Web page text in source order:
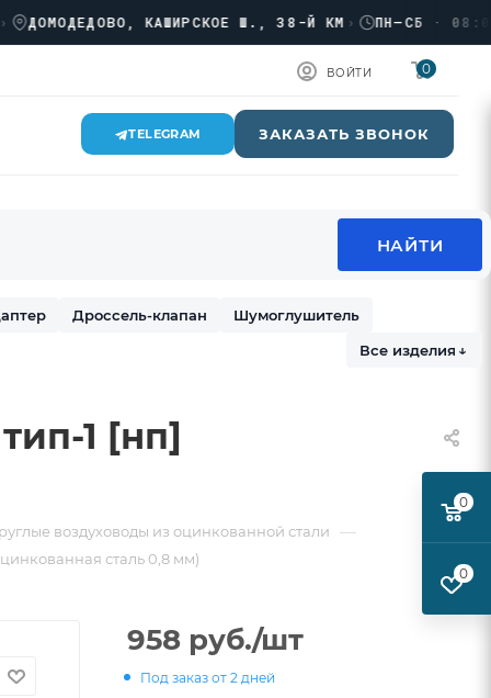
КАШИРСКОЕ Ш., 38-Й КМ› ПН–СБ · 08:00 →
ВОЙТИ 0
TELEGRAM ЗАКАЗАТЬ ЗВОНОК
Дроссель-клапан
Шумоглушитель
Все изделия ↓
1 [нп]
воздуховоды из оцинкованной стали —
сталь 0,8 мм)
958 руб./шт
Под заказ от 2 дней
0
0